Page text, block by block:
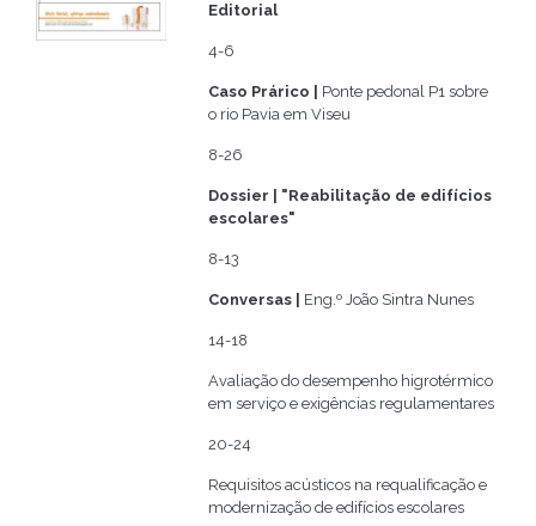
Editorial
4-6
Caso Prárico |
Ponte pedonal P1 sobre
o rio Pavia em Viseu
8-26
Dossier | "Reabilitação de edifícios
escolares"
8-13
Conversas | Eng.º João Sintra Nunes
14-18
Avaliação do desempenho higrotérmico
em serviço e exigências regulamentares
20-24
Requisitos acústicos na requalificação e
modernização de edifícios escolares